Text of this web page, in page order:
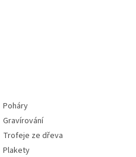
Poháry
Gravírování
Trofeje ze dřeva
Plakety